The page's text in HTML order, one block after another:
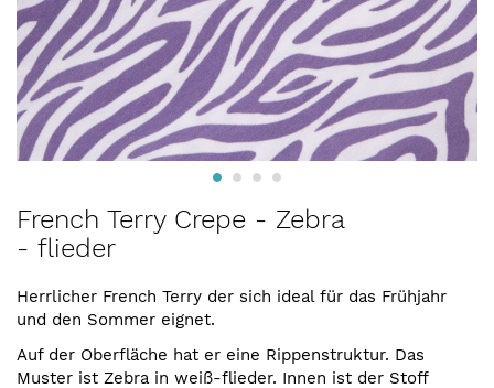
Anfang
der
springen
French Terry Crepe - Zebra
- flieder
Herrlicher French Terry der sich ideal für das Frühjahr
und den Sommer eignet.
Auf der Oberfläche hat er eine Rippenstruktur. Das
Muster ist Zebra in weiß-flieder. Innen ist der Stoff